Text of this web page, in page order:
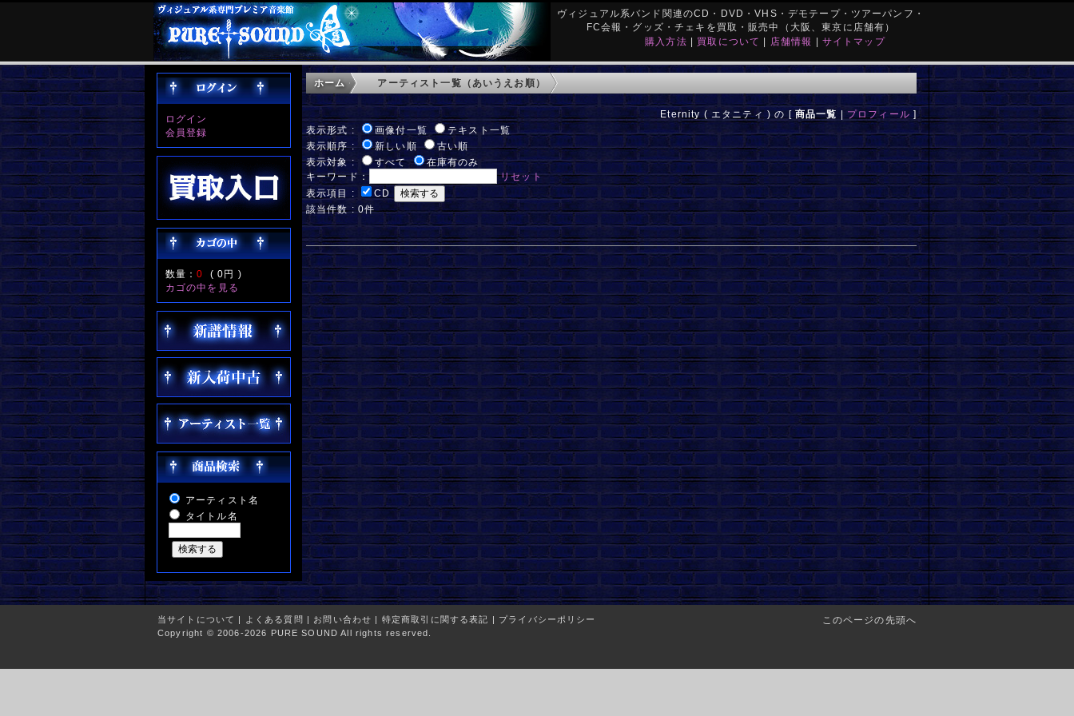
ヴィジュアル系バンド関連のCD・DVD・VHS・デモテープ・ツアーパンフ・
FC会報・グッズ・チェキを買取・販売中（大阪、東京に店舗有）
購入方法 | 買取について | 店舗情報 | サイトマップ
ログイン
会員登録
数量：0 (0円 )
カゴの中を見る
アーティスト名
タイトル名
ホーム アーティスト一覧（あいうえお順）
Eternity ( エタニティ ) の [ 商品一覧 | プロフィール ]
表示形式 :
画像付一覧
テキスト一覧
表示順序 :
新しい順
古い順
表示対象 :
すべて
在庫有のみ
キーワード：
リセット
表示項目 :
CD
該当件数 : 0件
このページの先頭へ
当サイトについて | よくある質問 | お問い合わせ | 特定商取引に関する表記 | プライバシーポリシー
Copyright © 2006-2026 PURE SOUND All rights reserved.